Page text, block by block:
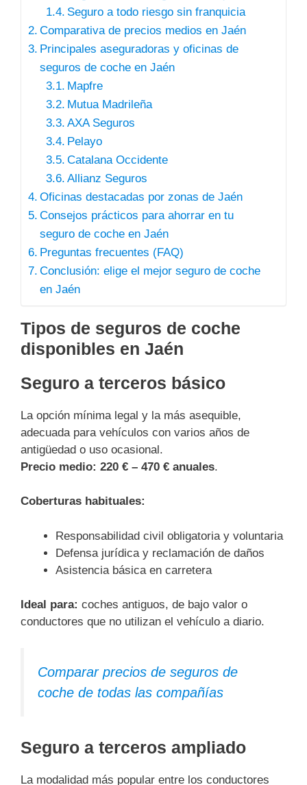
Seguro a todo riesgo sin franquicia
Comparativa de precios medios en Jaén
Principales aseguradoras y oficinas de
seguros de coche en Jaén
Mapfre
Mutua Madrileña
AXA Seguros
Pelayo
Catalana Occidente
Allianz Seguros
Oficinas destacadas por zonas de Jaén
Consejos prácticos para ahorrar en tu
seguro de coche en Jaén
Preguntas frecuentes (FAQ)
Conclusión: elige el mejor seguro de coche
en Jaén
Tipos de seguros de coche
disponibles en Jaén
Seguro a terceros básico
La opción mínima legal y la más asequible,
adecuada para vehículos con varios años de
antigüedad o uso ocasional.
Precio medio: 220 € – 470 € anuales.
Coberturas habituales:
Responsabilidad civil obligatoria y voluntaria
Defensa jurídica y reclamación de daños
Asistencia básica en carretera
Ideal para: coches antiguos, de bajo valor o
conductores que no utilizan el vehículo a diario.
Comparar precios de seguros de
coche de todas las compañías
Seguro a terceros ampliado
La modalidad más popular entre los conductores